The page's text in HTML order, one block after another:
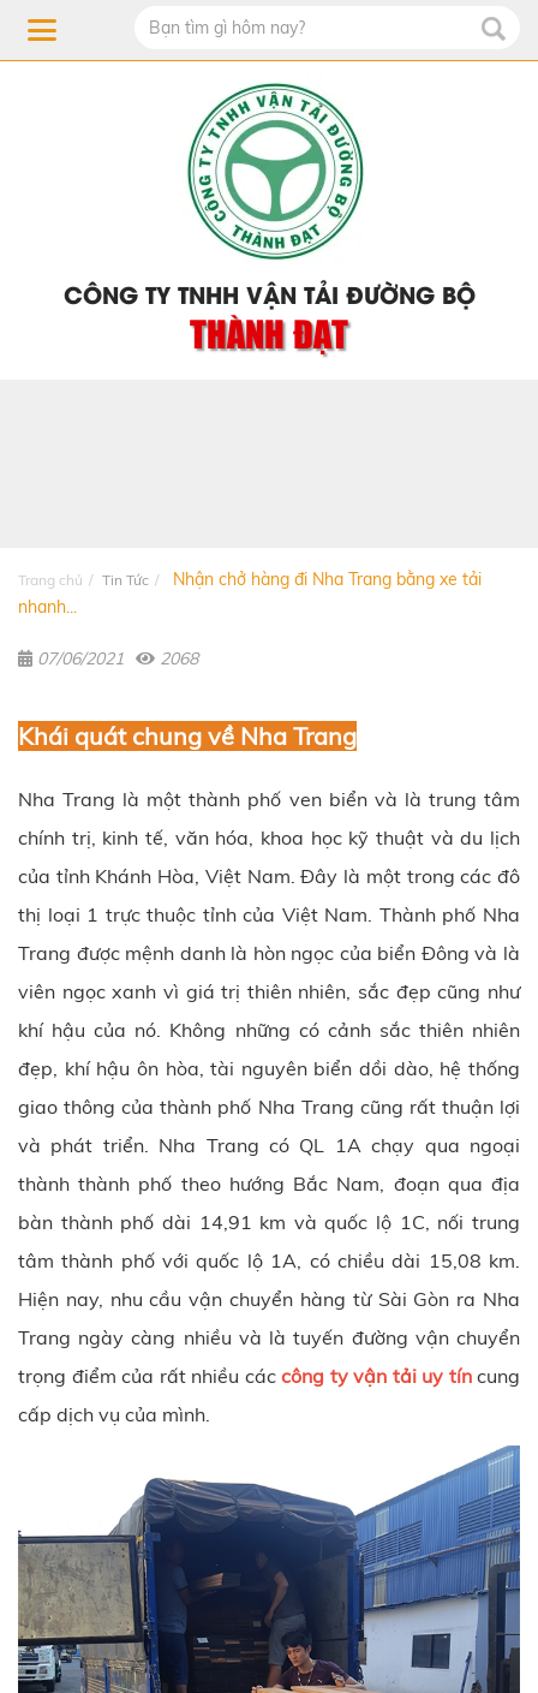
CÔNG TY TNHH VẬN TẢI ĐƯỜNG BỘ
THÀNH ĐẠT
Trang chủ Tin Tức
Nhận chở hàng đi Nha Trang bằng xe tải
nhanh...
07/06/2021 2068
Khái quát chung về Nha Trang
Nha Trang là một thành phố ven biển và là trung tâm
chính trị, kinh tế, văn hóa, khoa học kỹ thuật và du lịch
của tỉnh Khánh Hòa, Việt Nam. Đây là một trong các đô
thị loại 1 trực thuộc tỉnh của Việt Nam. Thành phố Nha
Trang được mệnh danh là hòn ngọc của biển Đông và là
viên ngọc xanh vì giá trị thiên nhiên, sắc đẹp cũng như
khí hậu của nó. Không những có cảnh sắc thiên nhiên
đẹp, khí hậu ôn hòa, tài nguyên biển dồi dào, hệ thống
giao thông của thành phố Nha Trang cũng rất thuận lợi
và phát triển. Nha Trang có QL 1A chạy qua ngoại
thành thành phố theo hướng Bắc Nam, đoạn qua địa
bàn thành phố dài 14,91 km và quốc lộ 1C, nối trung
tâm thành phố với quốc lộ 1A, có chiều dài 15,08 km.
Hiện nay, nhu cầu vận chuyển hàng từ Sài Gòn ra Nha
Trang ngày càng nhiều và là tuyến đường vận chuyển
trọng điểm của rất nhiều các công ty vận tải uy tíncung
cấp dịch vụ của mình.